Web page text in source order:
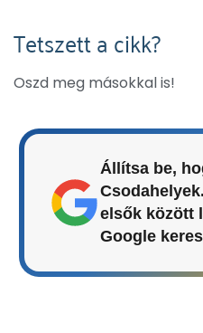
Tetszett a cikk?
Oszd meg másokkal is!
Állítsa be,
elsők között
Google